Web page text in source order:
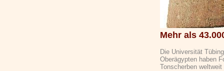
Mehr als
Die Universität
Oberägypten haben
Tonscherben